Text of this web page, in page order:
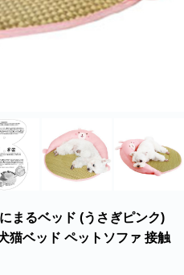
まるベッド (うさぎピンク)
猫ベッド ペットソファ 接触